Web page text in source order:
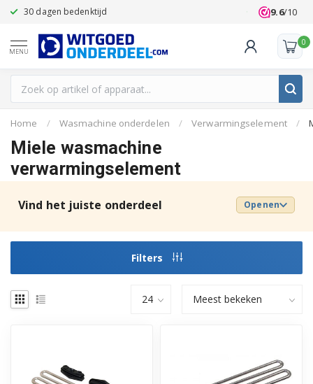
30 dagen bedenktijd Klanten
9.6/10
MENU
0
Home / Wasmachine onderdelen / Verwarmingselement /
Miele wasmachine
verwarmingselement
Vind het juiste onderdeel Openen
Filters